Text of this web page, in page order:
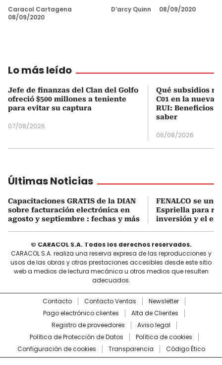
Caracol Cartagena
08/09/2020
D’arcy Quinn 08/09/2020
Lo más leído
Jefe de finanzas del Clan del Golfo
ofreció $500 millones a teniente
para evitar su captura
07/08/2026
Qué subsidios
C01 en la nueva
RUI: Beneficios
saber
06/08/2026
Últimas Noticias
Capacitaciones GRATIS de la DIAN
sobre facturación electrónica en
agosto y septiembre : fechas y más
FENALCO se une
Espriella para
inversión y el
© CARACOL S.A. Todos los derechos reservados.
CARACOL S.A. realiza una reserva expresa de las reproducciones y
usos de las obras y otras prestaciones accesibles desde este sitio
web a medios de lectura mecánica u otros medios que resulten
adecuados.
Contacto Contacto Ventas
Newsletter
Pago electrónico clientes
Alta de Clientes
Registro de proveedores
Aviso legal
Política de Protección de Datos
Política de cookies
Configuración de cookies
Transparencia Código Ético